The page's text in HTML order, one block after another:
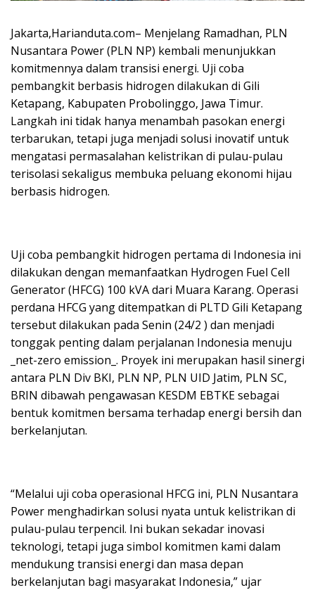
Jakarta,Harianduta.com– Menjelang Ramadhan, PLN
Nusantara Power (PLN NP) kembali menunjukkan
komitmennya dalam transisi energi. Uji coba
pembangkit berbasis hidrogen dilakukan di Gili
Ketapang, Kabupaten Probolinggo, Jawa Timur.
Langkah ini tidak hanya menambah pasokan energi
terbarukan, tetapi juga menjadi solusi inovatif untuk
mengatasi permasalahan kelistrikan di pulau-pulau
terisolasi sekaligus membuka peluang ekonomi hijau
berbasis hidrogen.
Uji coba pembangkit hidrogen pertama di Indonesia ini
dilakukan dengan memanfaatkan Hydrogen Fuel Cell
Generator (HFCG) 100 kVA dari Muara Karang. Operasi
perdana HFCG yang ditempatkan di PLTD Gili Ketapang
tersebut dilakukan pada Senin (24/2 ) dan menjadi
tonggak penting dalam perjalanan Indonesia menuju
_net-zero emission_. Proyek ini merupakan hasil sinergi
antara PLN Div BKI, PLN NP, PLN UID Jatim, PLN SC,
BRIN dibawah pengawasan KESDM EBTKE sebagai
bentuk komitmen bersama terhadap energi bersih dan
berkelanjutan.
“Melalui uji coba operasional HFCG ini, PLN Nusantara
Power menghadirkan solusi nyata untuk kelistrikan di
pulau-pulau terpencil. Ini bukan sekadar inovasi
teknologi, tetapi juga simbol komitmen kami dalam
mendukung transisi energi dan masa depan
berkelanjutan bagi masyarakat Indonesia,” ujar